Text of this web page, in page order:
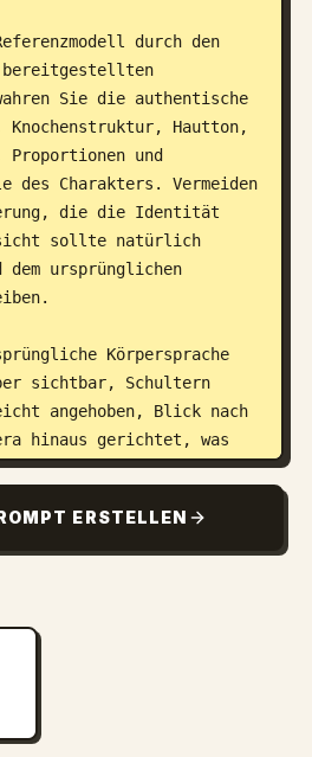
durch den
bereitgestellten
Sie die authentische
Hautton,
und
des Charakters. Vermeiden
die die Identität
sollte natürlich
dem ursprünglichen
Körpersprache
sichtbar, Schultern
angehoben, Blick nach
hinaus gerichtet, was
und Kontemplation
Positionierung
bei.
kobaltblauen
und die raffinierte
ERSTELLEN